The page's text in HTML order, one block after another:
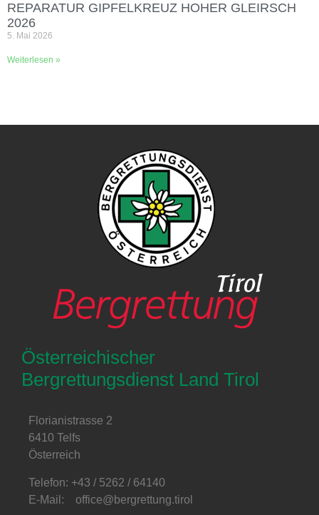
REPARATUR GIPFELKREUZ HOHER GLEIRSCH
2026
5. Mai 2026
Weiterlesen »
Österreichischer
Bergrettungsdienst Land Tirol
Florianistrasse 2
6410 Telfs
Österreich
Telefon: +43 / 5262 / 64140
E-Mail: office@bergrettung.tirol